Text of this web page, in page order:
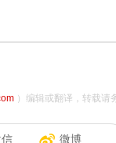
）编辑或翻译，转载请
微博